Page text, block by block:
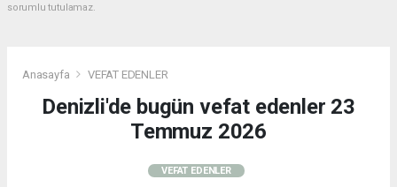
sorumlu tutulamaz.
Anasayfa VEFAT EDENLER
Denizli'de bugün vefat edenler 23
Temmuz 2026
VEFAT EDENLER